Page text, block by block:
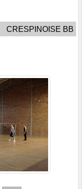
CRESPINOISE BB